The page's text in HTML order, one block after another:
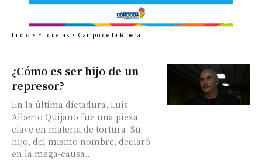
¿Cómo es ser hijo de un
represor?
En la última dictadura, Luis
Alberto Quijano fue una pieza
clave en materia de tortura. Su
hijo, del mismo nombre, declaró
en la mega-causa...
Inicio Etiquetas Campo de la Ribera